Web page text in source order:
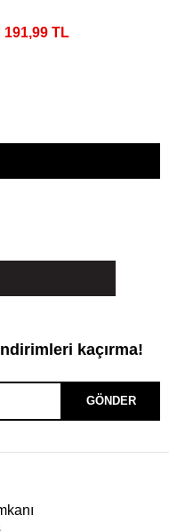
191,99 TL
kaçırma!
GÖNDER